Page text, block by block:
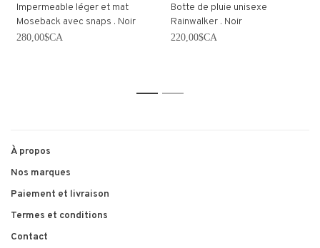
Impermeable léger et mat
Moseback avec snaps . Noir
280,00$CA
Botte de pluie unisexe
Rainwalker . Noir
220,00$CA
1 2
À propos
Nos marques
Paiement et livraison
Termes et conditions
Contact